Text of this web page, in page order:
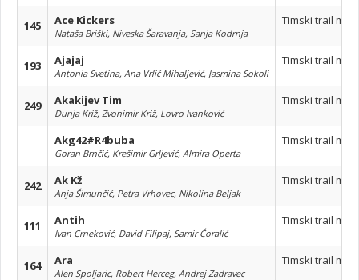
145 Ace Kickers
Nataša Briški, Niveska Šaravanja, Sanja Kodrnja
Timski trail
193 Ajajaj
Antonia Svetina, Ana Vrlić Mihaljević, Jasmina Sokoli
Timski trail
249 Akakijev Tim
Dunja Križ, Zvonimir Križ, Lovro Ivanković
Timski trail
Akg42#R4buba
Goran Brnčić, Krešimir Grljević, Almira Operta
Timski trail
242 Ak Kž
Anja Šimunčić, Petra Vrhovec, Nikolina Beljak
Timski trail
111 Antih
Ivan Crneković, David Filipaj, Samir Ćoralić
Timski trail
164 Ara
Alen Spoljaric, Robert Herceg, Andrej Zadravec
Timski trail